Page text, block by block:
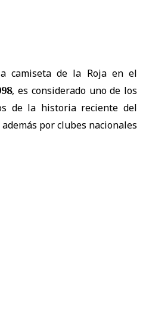
camiseta de la Roja en el
, es considerado uno de los
de la historia reciente del
por clubes nacionales